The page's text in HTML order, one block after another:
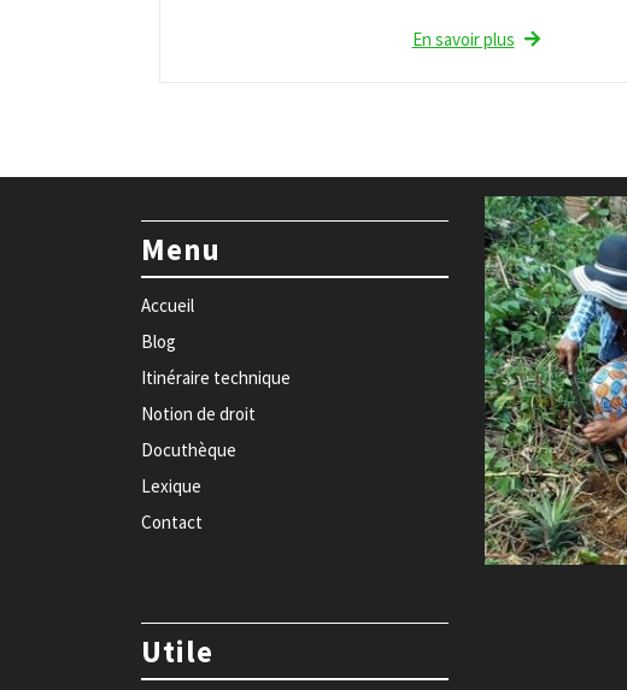
En savoir plus
Menu
Accueil
Blog
Itinéraire technique
Notion de droit
Docuthèque
Lexique
Contact
Utile